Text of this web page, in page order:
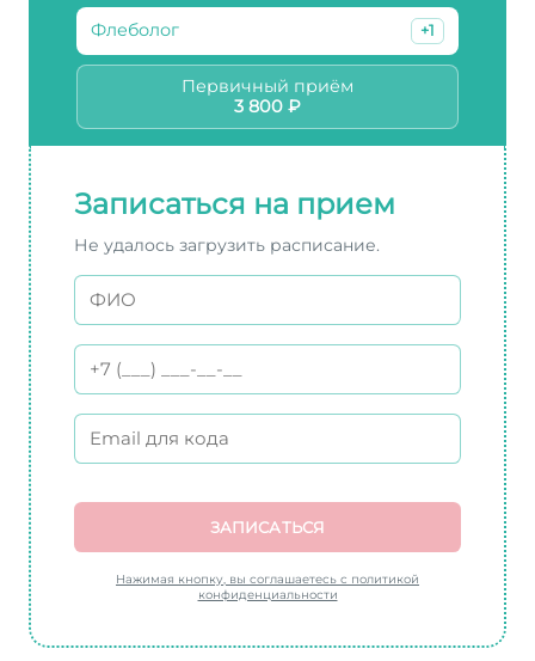
Флеболог +1
Первичный приём
3 800 ₽
Записаться на прием
Не удалось загрузить расписание.
ЗАПИСАТЬСЯ
Нажимая кнопку, вы соглашаетесь с политикой
конфиденциальности